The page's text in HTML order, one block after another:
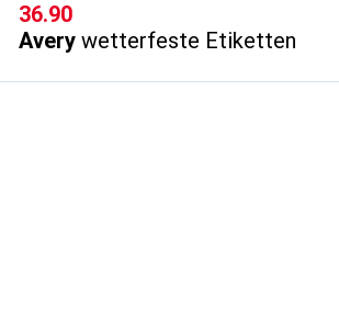
CHF
36.90
Avery wetterfeste Etiketten